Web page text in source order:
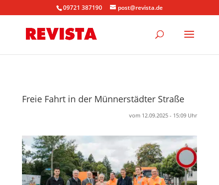
09721 387190 post@revista.de
Freie Fahrt in der Münnerstädter Straße
vom 12.09.2025 - 15:09 Uhr